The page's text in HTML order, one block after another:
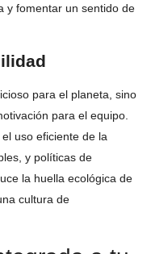
y fomentar un sentido de
para el planeta, sino
para el equipo.
uso eficiente de la
y políticas de
la huella ecológica de
cultura de